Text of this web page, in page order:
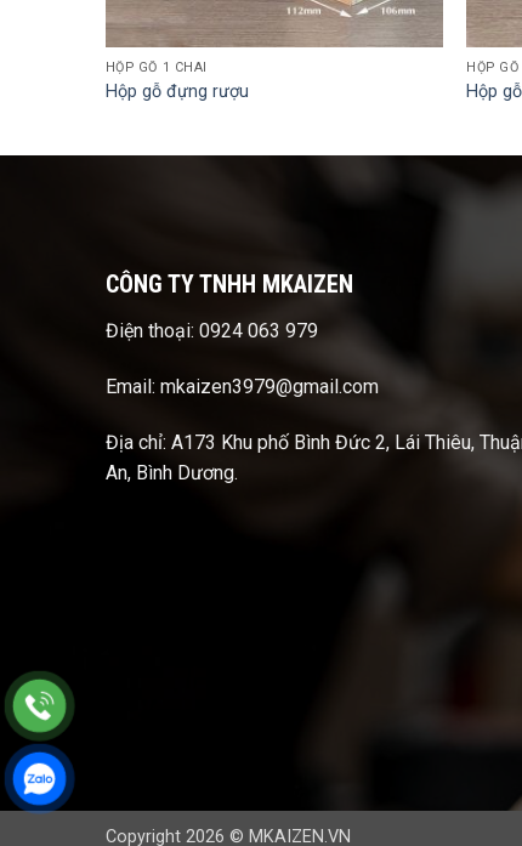
HỘP GỖ 1 CHAI
Hộp gỗ đựng rượu
HỘP
Hộp
CÔNG TY TNHH MKAIZEN
Điện thoại: 0924 063 979
Email: mkaizen3979@gmail.com
Địa chỉ: A173 Khu phố Bình Đức 2, Lái Thiêu,
An, Bình Dương.
Copyright 2026 © MKAIZEN.VN